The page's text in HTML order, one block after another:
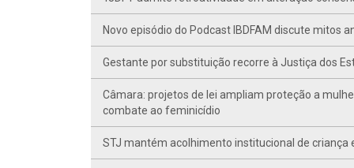
Novo episódio do Podcast IBDFAM discute mitos
Gestante por substituição recorre à Justiça dos
Câmara: projetos de lei ampliam proteção a
combate ao feminicídio
STJ mantém acolhimento institucional de criança